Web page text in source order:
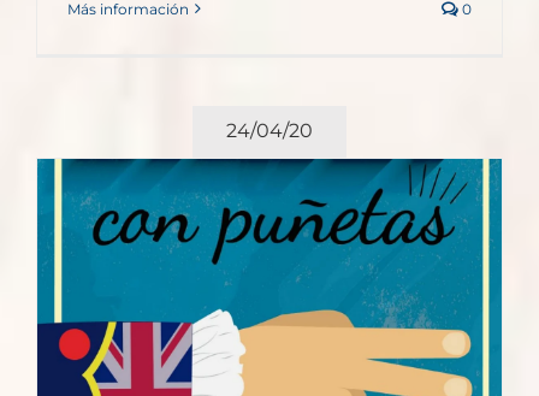
Más información 0
24/04/20